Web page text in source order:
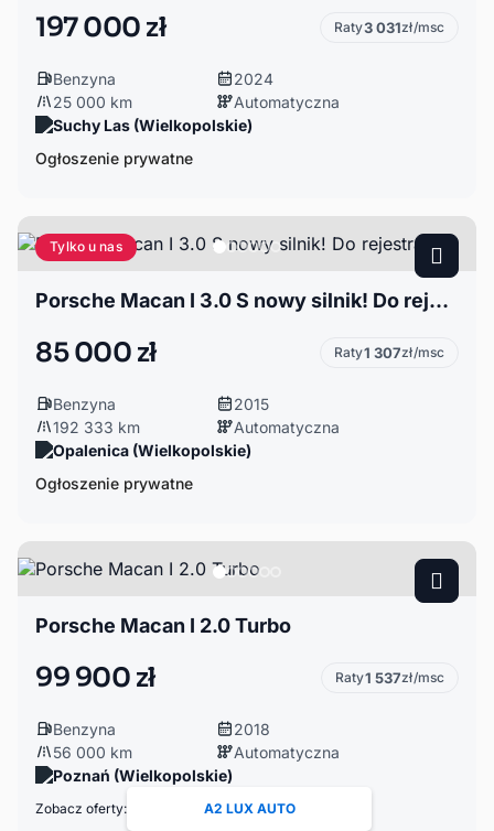
197 000 zł Raty3 031zł/msc
Benzyna
2024
25 000 km
Automatyczna
Suchy Las (Wielkopolskie)
Ogłoszenie prywatne
Tylko u nas
Porsche Macan I 3.0 S nowy silnik! Do rejestracji
85 000 zł Raty1 307zł/msc
Benzyna
2015
192 333 km
Automatyczna
Opalenica (Wielkopolskie)
Ogłoszenie prywatne
Porsche Macan I 2.0 Turbo
99 900 zł Raty1 537zł/msc
Benzyna
2018
56 000 km
Automatyczna
Poznań (Wielkopolskie)
Zobacz oferty: A2 LUX AUTO